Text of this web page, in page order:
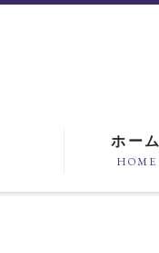
ホーム
HOME